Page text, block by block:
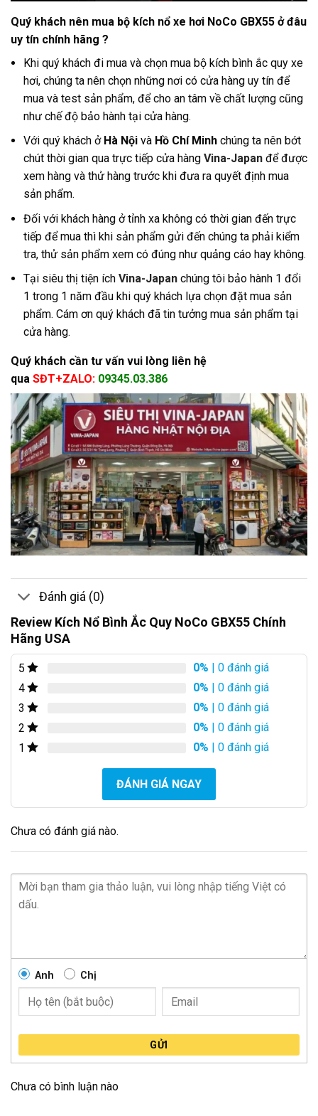
Quý khách nên mua bộ kích nổ xe hơi NoCo GBX55 ở đâu
uy tín chính hãng ?
Khi quý khách đi mua và chọn mua bộ kích bình ắc quy xe
hơi, chúng ta nên chọn những nơi có cửa hàng uy tín để
mua và test sản phẩm, để cho an tâm về chất lượng cũng
như chế độ bảo hành tại cửa hàng.
Với quý khách ở Hà Nội và Hồ Chí Minh chúng ta nên bớt
chút thời gian qua trực tiếp cửa hàng Vina-Japan để được
xem hàng và thử hàng trước khi đưa ra quyết định mua
sản phẩm.
Đối với khách hàng ở tỉnh xa không có thời gian đến trực
tiếp để mua thì khi sản phẩm gửi đến chúng ta phải kiểm
tra, thử sản phẩm xem có đúng như quảng cáo hay không.
Tại siêu thị tiện ích Vina-Japan chúng tôi bảo hành 1 đổi
1 trong 1 năm đầu khi quý khách lựa chọn đặt mua sản
phẩm. Cám ơn quý khách đã tin tưởng mua sản phẩm tại
cửa hàng.
Quý khách cần tư vấn vui lòng liên hệ
qua SĐT+ZALO: 09345.03.386
Đánh giá (0)
Review Kích Nổ Bình Ắc Quy NoCo GBX55 Chính
Hãng USA
5 0% | 0 đánh giá
4
0% | 0 đánh giá
3
0% | 0 đánh giá
2
0% | 0 đánh giá
1
0% | 0 đánh giá
ĐÁNH GIÁ NGAY
Chưa có đánh giá nào.
Anh Chị
GỬI
Chưa có bình luận nào